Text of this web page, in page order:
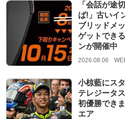
「会話が途
ば!」古いイ
ブリッドメ
ゲットでき
ンが開催中
2026.08.06
小椋藍にス
テレジータ
初優勝でき
エア